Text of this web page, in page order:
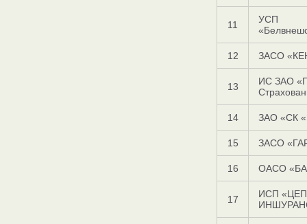
11
УСП
12 ЗАСО
13
ИС ЗАО
14 ЗАО «СК
15 ЗАСО
16 ОАСО
17
ИСП